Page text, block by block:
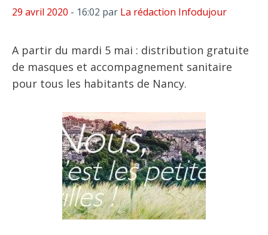
29 avril 2020 - 16:02 par La rédaction Infodujour
A partir du mardi 5 mai : distribution gratuite
de masques et accompagnement sanitaire
pour tous les habitants de Nancy.